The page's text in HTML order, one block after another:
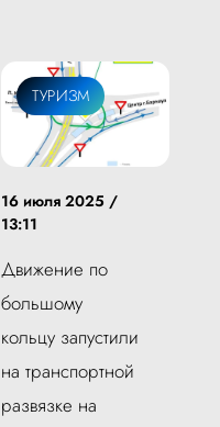
ТУРИЗМ
16 июля 2025 /
13:11
Движение по
большому
кольцу запустили
на транспортной
развязке на